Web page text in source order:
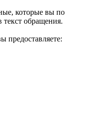
которые вы по
обращения.
предоставляете: